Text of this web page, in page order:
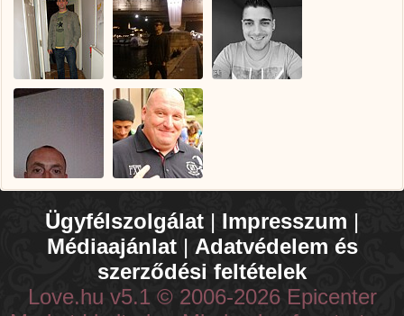
Ügyfélszolgálat | Impresszum |
Médiaajánlat| Adatvédelem és
szerződési feltételek
Love.hu v5.1 © 2006-2026 Epicenter